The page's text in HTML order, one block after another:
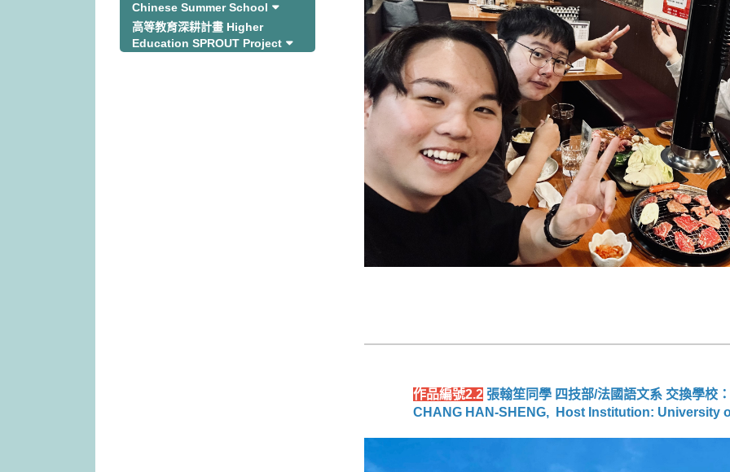
Chinese Summer School
高等教育深耕計畫 Higher
Education SPROUT Project
作品編號2.2 張翰笙同學 四技部/法國語文系 交換學校
CHANG HAN-SHENG, Host Institution: University